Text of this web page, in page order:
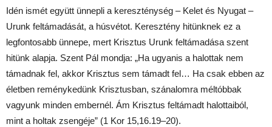
Idén ismét együtt ünnepli a kereszténység – Kelet és Nyugat –
Urunk feltámadását, a húsvétot. Keresztény hitünknek ez a
legfontosabb ünnepe, mert Krisztus Urunk feltámadása szent
hitünk alapja. Szent Pál mondja: „Ha ugyanis a halottak nem
támadnak fel, akkor Krisztus sem támadt fel… Ha csak ebben az
életben reménykedünk Krisztusban, szánalomra méltóbbak
vagyunk minden embernél. Ám Krisztus feltámadt halottaiból,
mint a holtak zsengéje” (1 Kor 15,16.19–20).